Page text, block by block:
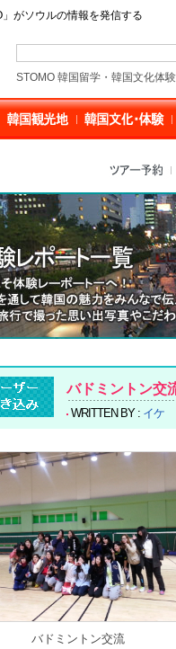
がソウルの情報を発信する
STOMO 韓国留学・韓国文化体
バドミントン交
WRITTEN BY : イケ
バドミントン交流